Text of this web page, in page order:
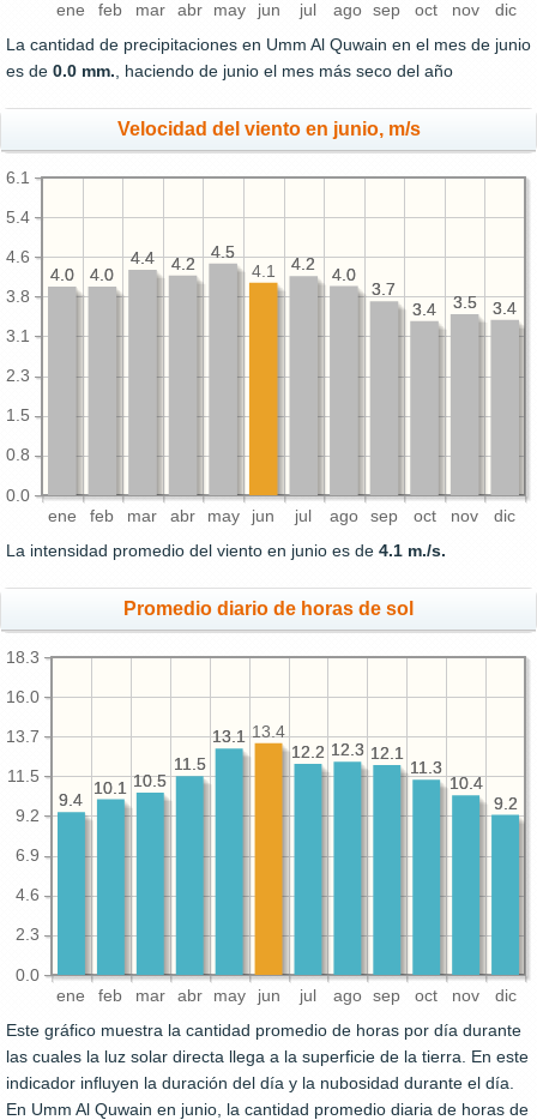
ene feb mar abr may jun jul ago sep oct nov dic
La cantidad de precipitaciones en Umm Al Quwain en el mes de junio
es de 0.0 mm. , haciendo de junio el mes más seco del año
Velocidad del viento en junio, m/s
ene feb mar abr may jun jul ago sep oct nov dic
0.0
0.8
1.5
2.3
3.1
3.8
4.6
5.4
6.1
3.4
3.5
3.4
3.7
4.0
4.2
4.5
4.2
4.4
4.0
4.0
3.4
3.5
3.4
3.7
4.0
4.2
4.1
4.5
4.2
4.4
4.0
4.0
La intensidad promedio del viento en junio es de 4.1 m./s.
Promedio diario de horas de sol
ene feb mar abr may jun jul ago sep oct nov dic
0.0
2.3
4.6
6.9
9.2
11.5
13.7
16.0
18.3
9.2
10.4
11.3
12.1
12.3
12.2
13.1
11.5
10.5
10.1
9.4 9.2
10.4
11.3
12.1
12.3
12.2
13.4
13.1
11.5
10.5
10.1
9.4
Este gráfico muestra la cantidad promedio de horas por día durante
las cuales la luz solar directa llega a la superficie de la tierra. En este
indicador influyen la duración del día y la nubosidad durante el día.
En Umm Al Quwain en junio, la cantidad promedio diaria de horas de